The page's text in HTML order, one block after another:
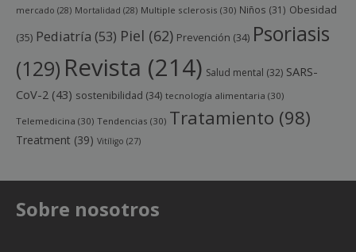
mercado (28) Mortalidad (28) Multiple sclerosis (30) Niños (31) Obesidad
(35) Pediatría (53) Piel (62) Prevención (34) Psoriasis
(129) Revista (214) Salud mental (32) SARS-
CoV-2 (43) sostenibilidad (34) tecnología alimentaria (30)
Telemedicina (30) Tendencias (30) Tratamiento (98)
Treatment (39) Vitíligo (27)
Sobre nosotros